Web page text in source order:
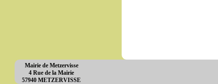
Mairie de Metzervisse
4 Rue de la Mairie
57940 METZERVISSE